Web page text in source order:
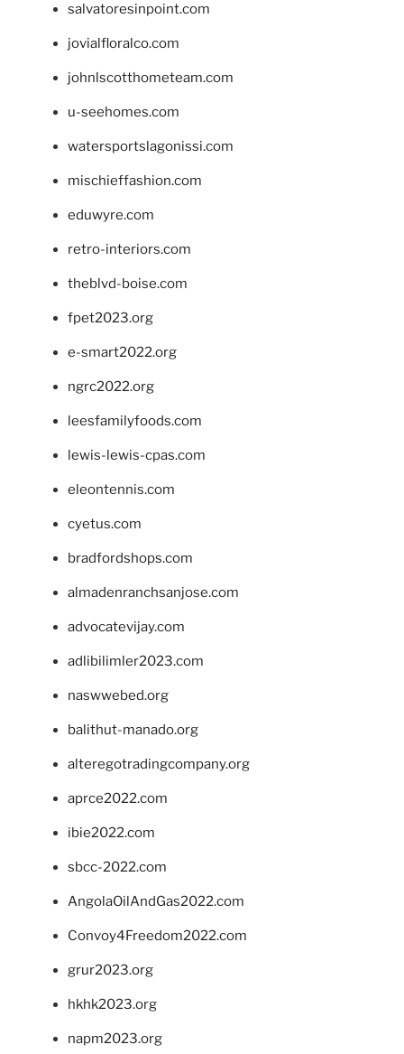
salvatoresinpoint.com
jovialfloralco.com
johnlscotthometeam.com
u-seehomes.com
watersportslagonissi.com
mischieffashion.com
eduwyre.com
retro-interiors.com
theblvd-boise.com
fpet2023.org
e-smart2022.org
ngrc2022.org
leesfamilyfoods.com
lewis-lewis-cpas.com
eleontennis.com
cyetus.com
bradfordshops.com
almadenranchsanjose.com
advocatevijay.com
adlibilimler2023.com
naswwebed.org
balithut-manado.org
alteregotradingcompany.org
aprce2022.com
ibie2022.com
sbcc-2022.com
AngolaOilAndGas2022.com
Convoy4Freedom2022.com
grur2023.org
hkhk2023.org
napm2023.org